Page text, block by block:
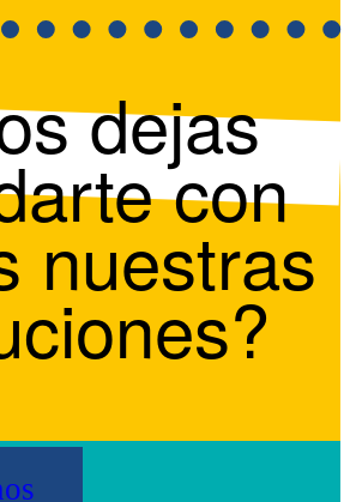
dejas
con
nuestras